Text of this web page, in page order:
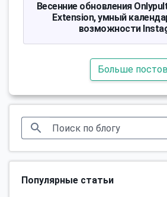
Весенние обновления
Extension, умный
возможности
Больше постов
Популярные статьи